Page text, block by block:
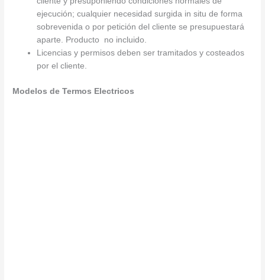
ejecución; cualquier necesidad surgida in situ de forma
sobrevenida o por petición del cliente se presupuestará
aparte. Producto no incluido.
Licencias y permisos deben ser tramitados y costeados
por el cliente.
Modelos de Termos Electricos